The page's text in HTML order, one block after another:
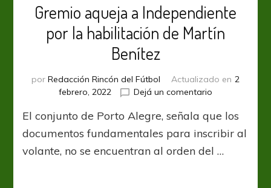
Gremio aqueja a Independiente
por la habilitación de Martín
Benítez
por Redacción Rincón del Fútbol Actualizado en 2
febrero, 2022
Dejá un comentario
aqueja
a
por
El conjunto de Porto Alegre, señala que los
documentos fundamentales para inscribir al
volante, no se encuentran al orden del …